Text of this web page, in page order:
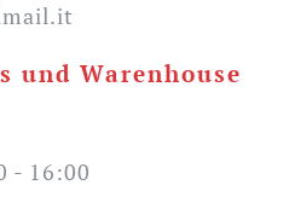
und Warenhouse
- 16:00